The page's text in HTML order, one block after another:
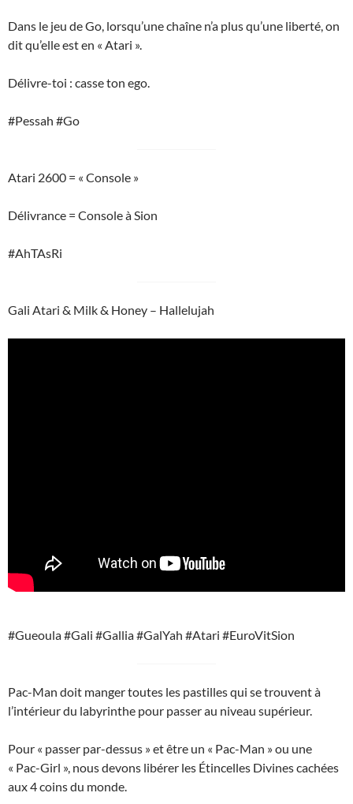
Dans le jeu de Go, lorsqu’une chaîne n’a plus qu’une liberté, on
dit qu’elle est en « Atari ».
Délivre-toi : casse ton ego.
#Pessah #Go
Atari 2600 = « Console »
Délivrance = Console à Sion
#AhTAsRi
Gali Atari & Milk & Honey – Hallelujah
#Gueoula #Gali #Gallia #GalYah #Atari #EuroVitSion
Pac-Man doit manger toutes les pastilles qui se trouvent à
l’intérieur du labyrinthe pour passer au niveau supérieur.
Pour « passer par-dessus » et être un « Pac-Man » ou une
« Pac-Girl », nous devons libérer les Étincelles Divines cachées
aux 4 coins du monde.